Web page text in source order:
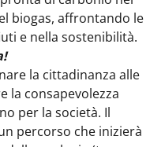
biogas, affrontando le
e nella sostenibilità.
la cittadinanza alle
la consapevolezza
per la società. Il
percorso che inizierà